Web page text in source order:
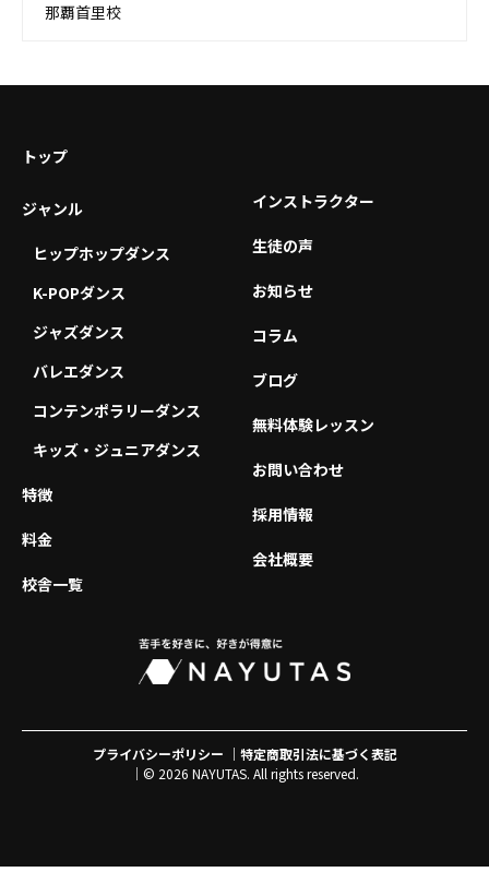
那覇首里校
トップ
ジャンル
ヒップホップダンス
K-POPダンス
ジャズダンス
バレエダンス
コンテンポラリーダンス
キッズ・ジュニアダンス
特徴
料金
校舎一覧
インストラクター
生徒の声
お知らせ
コラム
ブログ
無料体験レッスン
お問い合わせ
採用情報
会社概要
プライバシーポリシー
特定商取引法に基づく表記
© 2026 NAYUTAS. All rights reserved.